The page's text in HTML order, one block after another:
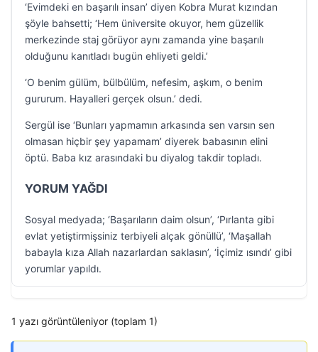
‘Evimdeki en başarılı insan’ diyen Kobra Murat kızından
şöyle bahsetti; ‘Hem üniversite okuyor, hem güzellik
merkezinde staj görüyor aynı zamanda yine başarılı
olduğunu kanıtladı bugün ehliyeti geldi.’
‘O benim gülüm, bülbülüm, nefesim, aşkım, o benim
gururum. Hayalleri gerçek olsun.’ dedi.
Sergül ise ‘Bunları yapmamın arkasında sen varsın sen
olmasan hiçbir şey yapamam’ diyerek babasının elini
öptü. Baba kız arasındaki bu diyalog takdir topladı.
YORUM YAĞDI
Sosyal medyada; ‘Başarıların daim olsun’, ‘Pırlanta gibi
evlat yetiştirmişsiniz terbiyeli alçak gönüllü’, ‘Maşallah
babayla kıza Allah nazarlardan saklasın’, ‘İçimiz ısındı’ gibi
yorumlar yapıldı.
1 yazı görüntüleniyor (toplam 1)